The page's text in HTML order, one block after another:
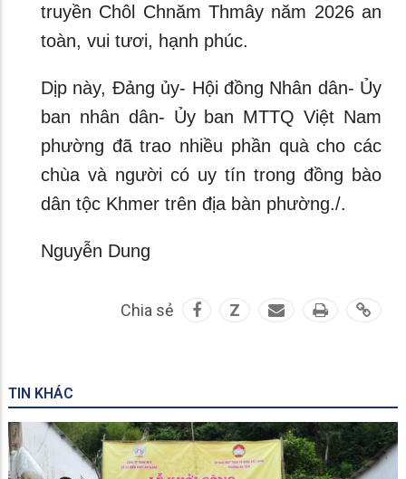
truyền Chôl Chnăm Thmây năm 2026 an
toàn, vui tươi, hạnh phúc.
Dịp này, Đảng ủy- Hội đồng Nhân dân- Ủy
ban nhân dân- Ủy ban MTTQ Việt Nam
phường đã trao nhiều phần quà cho các
chùa và người có uy tín trong đồng bào
dân tộc Khmer trên địa bàn phường./.
Nguyễn Dung
Chia sẻ Z
TIN KHÁC